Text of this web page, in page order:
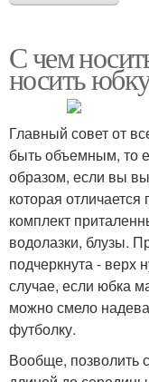
С чем
носить
Главный совет от
быть объемным, то
образом, если вы
которая
комплект
водолазки, блузы.
подчеркнута - верх
случае, если юбка
можно смело
футболку.
Вообще, позволить